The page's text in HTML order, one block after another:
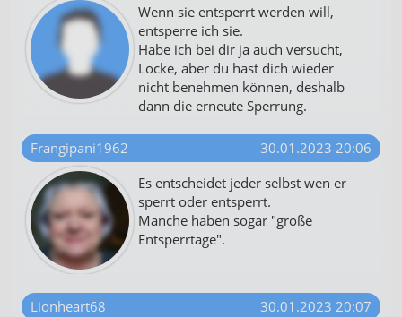
Funktional
Werbung
Wenn sie entsperrt werden will,
entsperre ich sie.
Habe ich bei dir ja auch versucht,
Locke, aber du hast dich wieder
nicht benehmen können, deshalb
dann die erneute Sperrung.
Frangipani1962
30.01.2023 20:06
Es entscheidet jeder selbst wen er
sperrt oder entsperrt.
Manche haben sogar "große
Entsperrtage".
Lionheart68
30.01.2023 20:07